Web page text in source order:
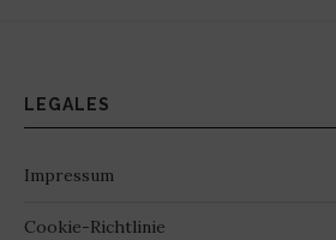
LEGALES
Impressum
Cookie-Richtlinie